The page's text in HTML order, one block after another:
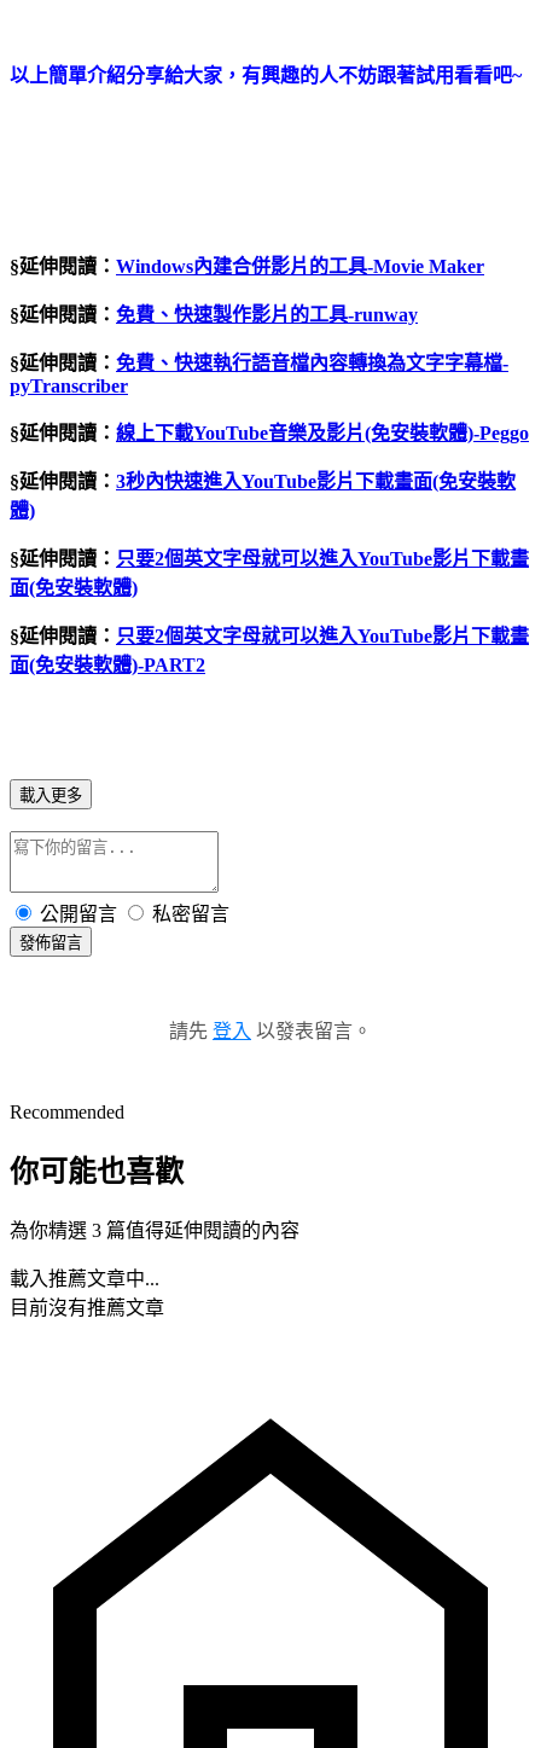
以上簡單介紹分享給大家，有興趣的人不妨跟著試用看看吧~
§延伸閱讀： Windows內建合併影片的工具-Movie Maker
§延伸閱讀： 免費、快速製作影片的工具-runway
§延伸閱讀： 免費、快速執行語音檔內容轉換為文字字幕檔-
pyTranscriber
§延伸閱讀： 線上下載YouTube音樂及影片(免安裝軟體)-Peggo
§延伸閱讀： 3秒內快速進入YouTube影片下載畫面(免安裝軟
體)
§延伸閱讀： 只要2個英文字母就可以進入YouTube影片下載畫
面(免安裝軟體)
§延伸閱讀： 只要2個英文字母就可以進入YouTube影片下載畫
面(免安裝軟體)-PART2
載入更多
公開留言 私密留言
發佈留言
請先 登入 以發表留言。
Recommended
你可能也喜歡
為你精選 3 篇值得延伸閱讀的內容
載入推薦文章中...
目前沒有推薦文章